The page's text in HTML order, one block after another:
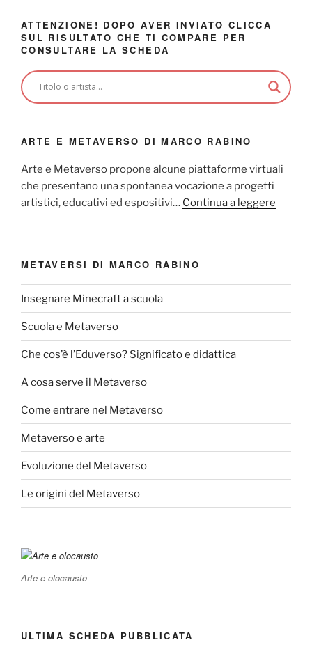
ATTENZIONE! DOPO AVER INVIATO CLICCA
SUL RISULTATO CHE TI COMPARE PER
CONSULTARE LA SCHEDA
ARTE E METAVERSO DI MARCO RABINO
Arte e Metaverso propone alcune piattaforme virtuali
che presentano una spontanea vocazione a progetti
artistici, educativi ed espositivi… Continua a leggere
METAVERSI DI MARCO RABINO
Insegnare Minecraft a scuola
Scuola e Metaverso
Che cos’è l’Eduverso? Significato e didattica
A cosa serve il Metaverso
Come entrare nel Metaverso
Metaverso e arte
Evoluzione del Metaverso
Le origini del Metaverso
Arte e olocausto
ULTIMA SCHEDA PUBBLICATA